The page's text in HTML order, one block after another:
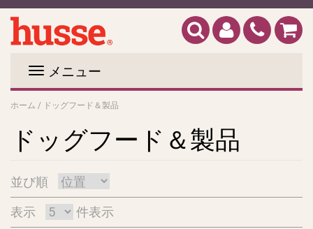
メニュー
ホーム / ドッグフード＆製品
ドッグフード＆製品
並び順
表示 件表示